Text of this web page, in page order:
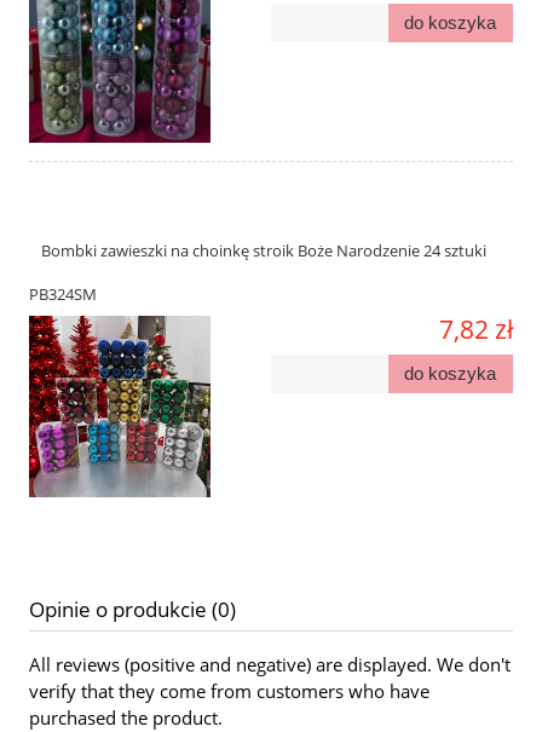
do koszyka
Bombki zawieszki na choinkę stroik Boże Narodzenie 24 sztuki
PB324SM
7,82 zł
do koszyka
Opinie o produkcie (0)
All reviews (positive and negative) are displayed. We don't
verify that they come from customers who have
purchased the product.